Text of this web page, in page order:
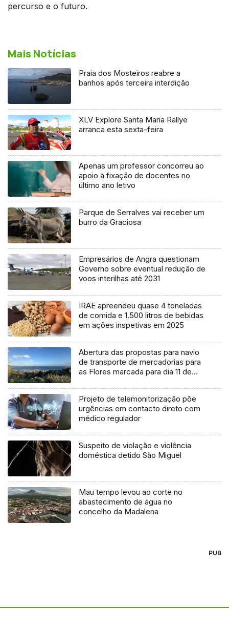
percurso e o futuro.
Mais Notícias
Praia dos Mosteiros reabre a
banhos após terceira interdição
XLV Explore Santa Maria Rallye
arranca esta sexta-feira
Apenas um professor concorreu ao
apoio à fixação de docentes no
último ano letivo
Parque de Serralves vai receber um
burro da Graciosa
Empresários de Angra questionam
Governo sobre eventual redução de
voos interilhas até 2031
IRAE apreendeu quase 4 toneladas
de comida e 1.500 litros de bebidas
em ações inspetivas em 2025
Abertura das propostas para navio
de transporte de mercadorias para
as Flores marcada para dia 11 de
Projeto de telemonitorização põe
urgências em contacto direto com
médico regulador
Suspeito de violação e violência
doméstica detido São Miguel
Mau tempo levou ao corte no
abastecimento de água no
concelho da Madalena
PUB